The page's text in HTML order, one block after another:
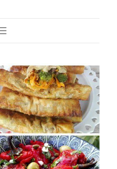
Toggle Navigation